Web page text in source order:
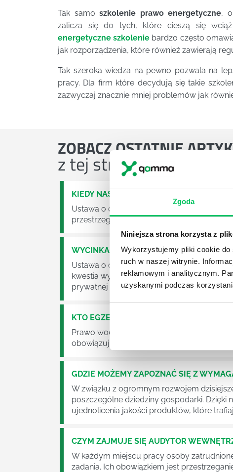
Zgoda
Niniejsza strona korzysta z
Wykorzystujemy pliki cookie do
ruch w naszej witrynie.
reklamowym i analitycznym.
uzyskanymi podczas
Tak samo szkolenie prawo energetyczne,
zalicza się do tych, które cieszą się
energetyczne szkolenie bardzo często
jak rozporządzenia, które również zawierają
Tak szeroka wiedza na pewno pozwala na
pracy. Dla firm które decydują się takie
zazwyczaj znacznie mniej problemów jak
ZOBACZOSTATNIE
z tej strefy wiedzy
KIEDY NASTĄPI ZMIANA USTAWY O
Ustawa o odpadach jest dość istotną
przestrzeganie będzie już normalnie
WYCINKA DRZEW A USTAWA O
Ustawa o ochronie środowiska obowiązuje
kwestia wycinki drzew. Czy taka wycinka
prywatnej posesji można wyciąć cokolwiek?
KTO EGZEKWUJE PRAWO WODNE?
Prawo wodne to dość skomplikowane
obowiązuje? Jak wygląda egzekwowanie
GDZIE MOŻEMY ZAPOZNAĆ SIĘ Z
W związku z ogromnym rozwojem
poszczególne dziedziny gospodarki.
ujednolicenia jakości produktów, które
CZYM ZAJMUJE SIĘ AUDYTOR
W każdym miejscu pracy osoby
zadania. Ich obowiązkiem jest